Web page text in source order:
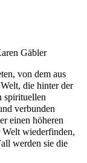
Gäbler
von dem aus
die hinter der
spirituellen
verbunden
einen höheren
Welt wiederfinden,
werden sie die